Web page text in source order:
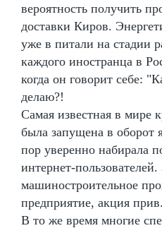
вероятность получить
доставки Киров.
уже в питали на стадии
каждого иностранца в
когда он говорит себе:
делаю?!
Самая известная в мире
была запущена в оборот
пор уверенно набирала
интернет-
машиностроительное
предприятие, акция прив.
В то же время многие